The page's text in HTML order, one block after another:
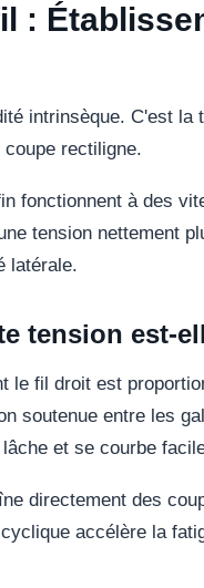
:
intrinsèque. C'est
rectiligne.
fonctionnent à des
tension nettement
latérale.
tension est-
le fil droit est
soutenue entre les
et se courbe
directement des
accélère la